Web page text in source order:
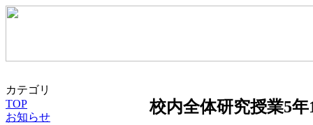
カテゴリ
TOP
お知らせ
校内全体研究授業5年